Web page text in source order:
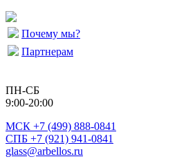
Почему мы?
Партнерам
ПН-СБ
9:00-20:00
МСК +7 (499) 888-0841
СПБ +7 (921) 941-0841
glass@arbellos.ru